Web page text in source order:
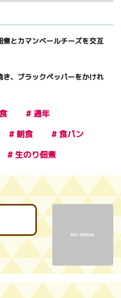
とカマンベールチーズを交互
き、ブラックペッパーをかけれ
# 通年
# 朝食
# 食パン
# 生のり佃煮